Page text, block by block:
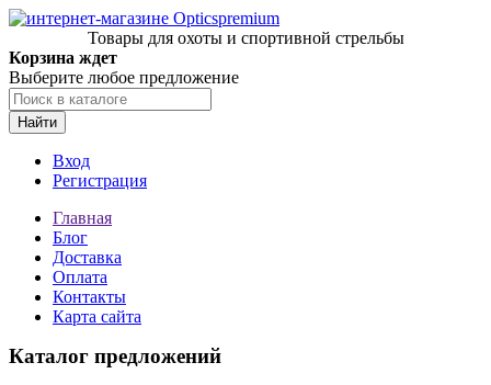
Товары для охоты и спортивной стрельбы
Корзина ждет
Выберите любое предложение
Найти
Вход
Регистрация
Главная
Блог
Доставка
Оплата
Контакты
Карта сайта
Каталог предложений